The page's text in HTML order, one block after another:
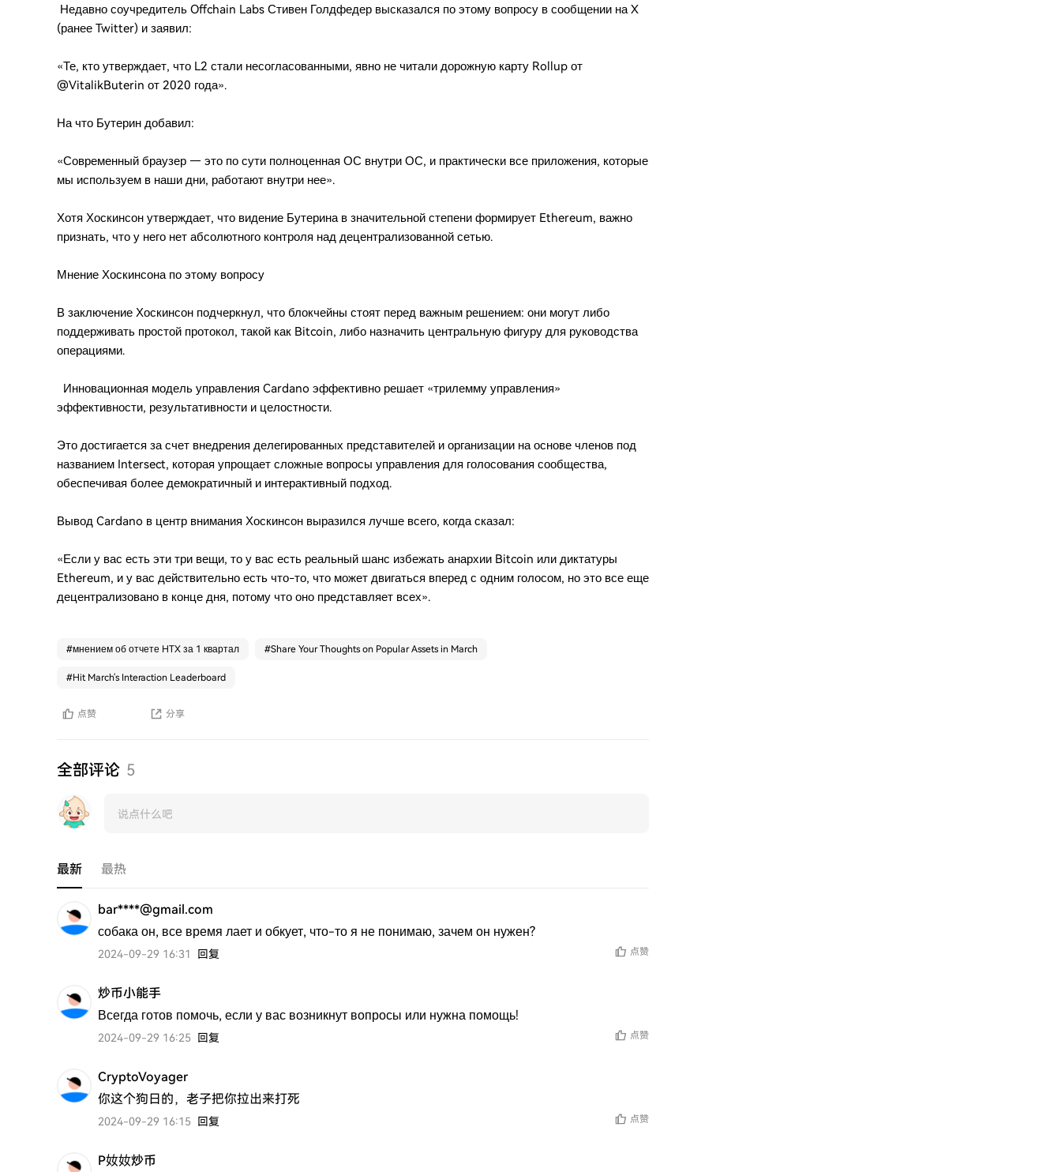
Недавно соучредитель Offchain Labs Стивен Голдфедер высказался по этому вопросу в сообщении на X
(ранее Twitter) и заявил:
«Те, кто утверждает, что L2 стали несогласованными, явно не читали дорожную карту Rollup от
@VitalikButerin от 2020 года».
На что Бутерин добавил:
«Современный браузер — это по сути полноценная ОС внутри ОС, и практически все приложения, которые
мы используем в наши дни, работают внутри нее».
Хотя Хоскинсон утверждает, что видение Бутерина в значительной степени формирует Ethereum, важно
признать, что у него нет абсолютного контроля над децентрализованной сетью.
Мнение Хоскинсона по этому вопросу
В заключение Хоскинсон подчеркнул, что блокчейны стоят перед важным решением: они могут либо
поддерживать простой протокол, такой как Bitcoin, либо назначить центральную фигуру для руководства
операциями.
Инновационная модель управления Cardano эффективно решает «трилемму управления»
эффективности, результативности и целостности.
Это достигается за счет внедрения делегированных представителей и организации на основе членов под
названием Intersect, которая упрощает сложные вопросы управления для голосования сообщества,
обеспечивая более демократичный и интерактивный подход.
Вывод Cardano в центр внимания Хоскинсон выразился лучше всего, когда сказал:
«Если у вас есть эти три вещи, то у вас есть реальный шанс избежать анархии Bitcoin или диктатуры
Ethereum, и у вас действительно есть что-то, что может двигаться вперед с одним голосом, но это все еще
децентрализовано в конце дня, потому что оно представляет всех».
#мнением об отчете HTX за 1 квартал #Share Your Thoughts on Popular Assets in March
#Hit March's Interaction Leaderboard
点赞 分享
全部评论 5
最新 最热
bar****@gmail.com
собака он, все время лает и обкует, что-то я не понимаю, зачем он нужен?
2024-09-29 16:31 回复 点赞
炒币小能手
Всегда готов помочь, если у вас возникнут вопросы или нужна помощь!
2024-09-29 16:25 回复 点赞
CryptoVoyager
你这个狗日的，老子把你拉出来打死
2024-09-29 16:15 回复 点赞
P奻奻炒币